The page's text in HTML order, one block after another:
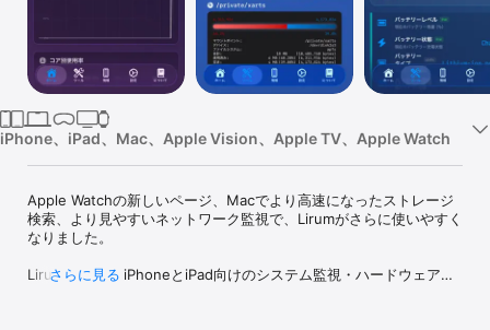
iPhone、iPad、Mac、Apple Vision、Apple TV、Apple Watch
Apple Watchの新しいページ、Macでより高速になったストレージ
検索、より見やすいネットワーク監視で、Lirumがさらに使いやすく
なりました。
Lirum Infoは、iPhoneとiPad向けのシステム監視・ハードウェア診
さらに見る